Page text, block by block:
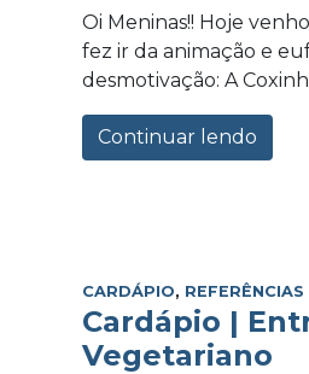
Oi Meninas!! Hoje
fez ir da animação e
desmotivação: A
Continuar lendo
CARDÁPIO, REFERÊNCIAS
Cardápio |
Vegetariano